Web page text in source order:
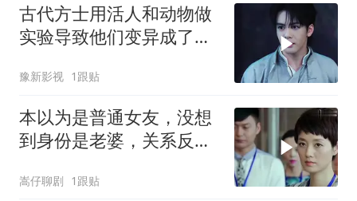
古代方士用活人和动物做
实验导致他们变异成了怪
豫新影视 1跟贴
本以为是普通女友，没想
到身份是老婆，关系反转
嵩仔聊剧 1跟贴